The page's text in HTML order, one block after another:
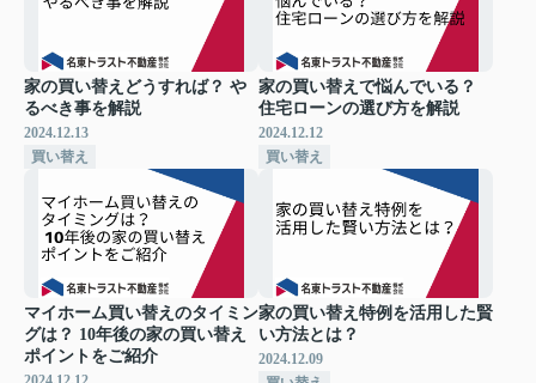
家の買い替えどうすれば？ や
るべき事を解説
2024.12.13
買い替え
家の買い替えで悩んでいる？
住宅ローンの選び方を解説
2024.12.12
買い替え
マイホーム買い替えのタイミン
グは？ 10年後の家の買い替え
ポイントをご紹介
家の買い替え特例を活用した賢
い方法とは？
2024.12.09